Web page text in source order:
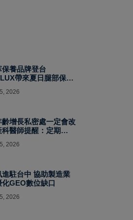
養品牌登台
帶來夏日腿部保養
2026
齡增長私密處一定會改
醫師提醒：定期評估
2026
進駐台中 協助製造業
GEO數位缺口
2026